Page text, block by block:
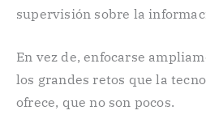
supervisión sobre la
En vez de, enfocarse
los grandes retos que la
ofrece, que no son pocos.